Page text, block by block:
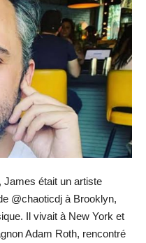
James était un artiste
@chaoticdj à Brooklyn,
Il vivait à New York et
Adam Roth, rencontré